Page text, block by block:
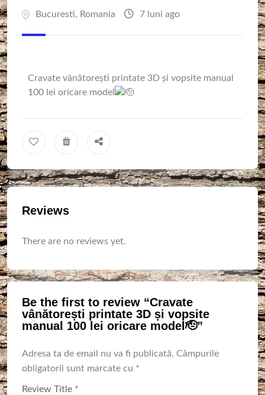
Bucuresti, Romania 7 luni ago
Cravate vânătorești printate 3D și vopsite manual
100 lei oricare model
Reviews
There are no reviews yet.
Be the first to review “Cravate
vânătorești printate 3D și vopsite
manual 100 lei oricare model🫡”
Adresa ta de email nu va fi publicată. Câmpurile
obligatorii sunt marcate cu *
Review Title *